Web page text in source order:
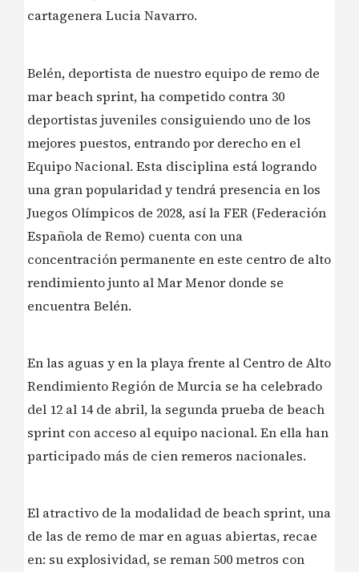
cartagenera Lucia Navarro.
Belén, deportista de nuestro equipo de remo de
mar beach sprint, ha competido contra 30
deportistas juveniles consiguiendo uno de los
mejores puestos, entrando por derecho en el
Equipo Nacional. Esta disciplina está logrando
una gran popularidad y tendrá presencia en los
Juegos Olímpicos de 2028, así la FER (Federación
Española de Remo) cuenta con una
concentración permanente en este centro de alto
rendimiento junto al Mar Menor donde se
encuentra Belén.
En las aguas y en la playa frente al Centro de Alto
Rendimiento Región de Murcia se ha celebrado
del 12 al 14 de abril, la segunda prueba de beach
sprint con acceso al equipo nacional. En ella han
participado más de cien remeros nacionales.
El atractivo de la modalidad de beach sprint, una
de las de remo de mar en aguas abiertas, recae
en: su explosividad, se reman 500 metros con